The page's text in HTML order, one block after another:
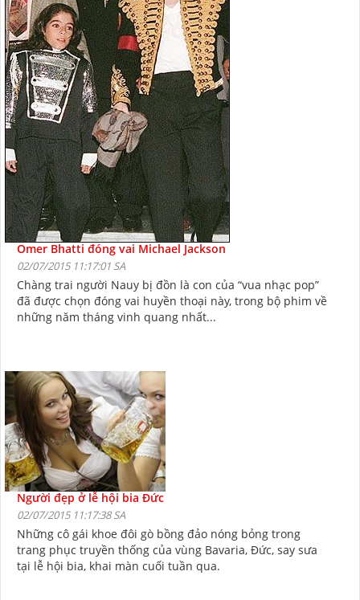
Omer Bhatti đóng vai Michael Jackson
02/07/2015 11:17:01 SA
Chàng trai người Nauy bị đồn là con của “vua nhạc pop”
đã được chọn đóng vai huyền thoại này, trong bộ phim về
những năm tháng vinh quang nhất...
Người đẹp ở lễ hội bia Đức
02/07/2015 11:17:38 SA
Những cô gái khoe đôi gò bồng đảo nóng bỏng trong
trang phục truyền thống của vùng Bavaria, Đức, say sưa
tại lễ hội bia, khai màn cuối tuần qua.